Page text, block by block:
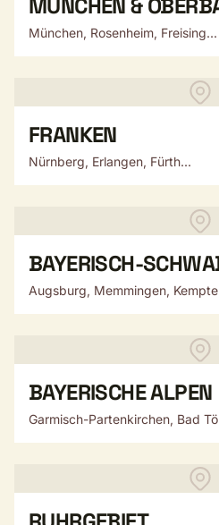
MÜNCHEN &
München, Rosenheim, Freising...
FRANKEN
Nürnberg, Erlangen, Fürth...
BAYERISCH-
Augsburg, Memmingen,
BAYERISCHE ALPEN
Garmisch-Partenkirchen, Bad